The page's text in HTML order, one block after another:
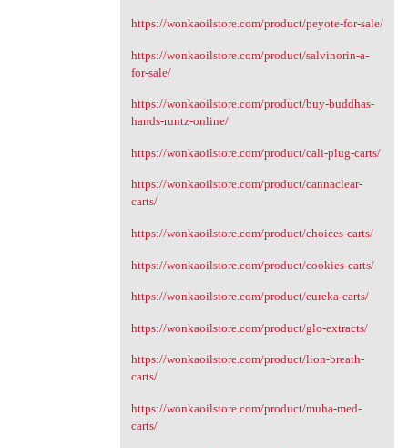
https://wonkaoilstore.com/product/peyote-for-sale/
https://wonkaoilstore.com/product/salvinorin-a-
for-sale/
https://wonkaoilstore.com/product/buy-buddhas-
hands-runtz-online/
https://wonkaoilstore.com/product/cali-plug-carts/
https://wonkaoilstore.com/product/cannaclear-
carts/
https://wonkaoilstore.com/product/choices-carts/
https://wonkaoilstore.com/product/cookies-carts/
https://wonkaoilstore.com/product/eureka-carts/
https://wonkaoilstore.com/product/glo-extracts/
https://wonkaoilstore.com/product/lion-breath-
carts/
https://wonkaoilstore.com/product/muha-med-
carts/